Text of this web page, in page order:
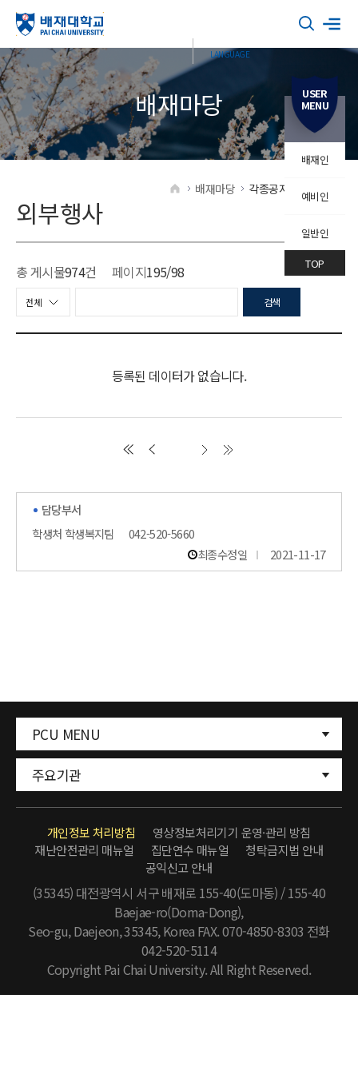
배재마당
외부행사 HOME
배재마당 각종공지 외부행사
총 게시물974건 페이지195/98
검색
등록된 데이터가 없습니다.
담당부서
학생처 학생복지팀
042-520-5660
최종수정일
2021-11-17
USER
MENU
배재인
예비인
일반인
TOP
PCU MENU
주요기관
개인정보 처리방침
영상정보처리기기 운영·관리 방침
재난안전관리 매뉴얼
집단연수 매뉴얼
청탁금지법 안내
공익신고 안내
(35345) 대전광역시 서구 배재로 155-40(도마동) / 155-40
Baejae-ro(Doma-Dong),
Seo-gu, Daejeon, 35345, Korea FAX. 070-4850-8303 전화
042-520-5114
Copyright Pai Chai University. All Right Reserved.